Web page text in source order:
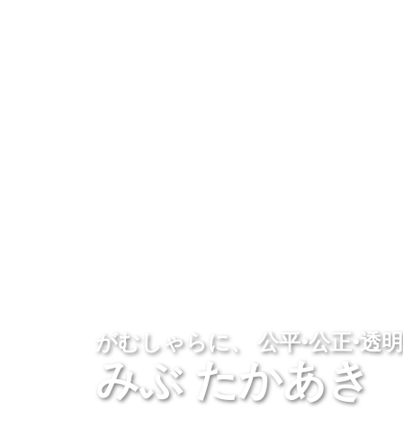
がむしゃらに、 公平•公正•透明
みぶ たかあき